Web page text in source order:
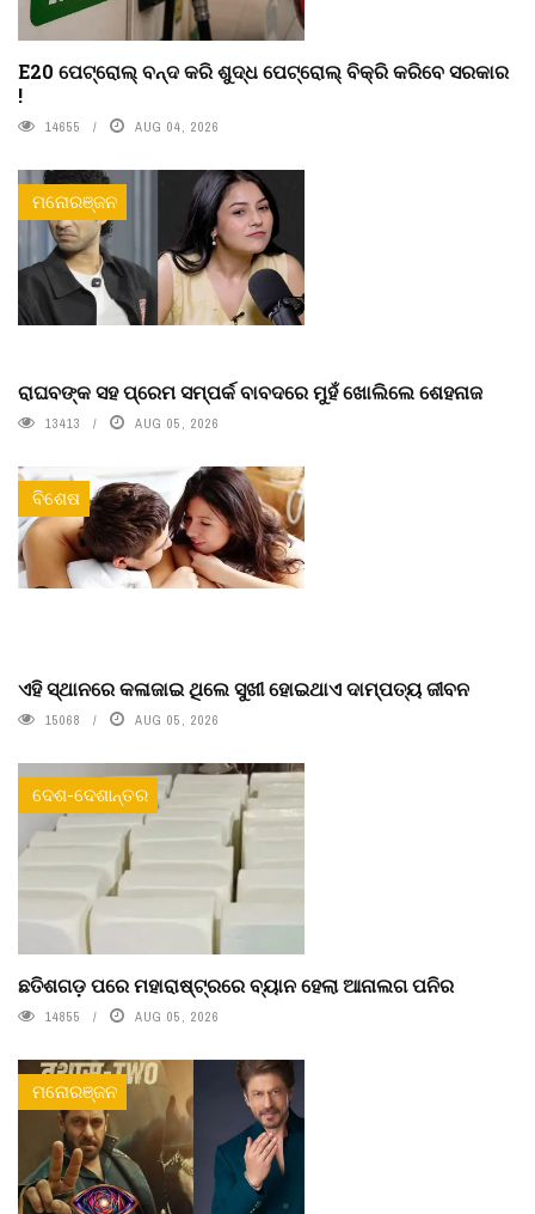
E20 ପେଟ୍ରୋଲ୍ ବନ୍ଦ କରି ଶୁଦ୍ଧ ପେଟ୍ରୋଲ୍ ବିକ୍ରି କରିବେ ସରକାର
!
14655 AUG 04, 2026
ମନୋରଞ୍ଜନ
ରାଘବଙ୍କ ସହ ପ୍ରେମ ସମ୍ପର୍କ ବାବଦରେ ମୁହଁ ଖୋଲିଲେ ଶେହନାଜ
13413 AUG 05, 2026
ବିଶେଷ
ଏହି ସ୍ଥାନରେ କଳାଜାଇ ଥିଲେ ସୁଖୀ ହୋଇଥାଏ ଦାମ୍ପତ୍ୟ ଜୀବନ
15068 AUG 05, 2026
ଦେଶ-ଦେଶାନ୍ତର
ଛତିଶଗଡ଼ ପରେ ମହାରାଷ୍ଟ୍ରରେ ବ୍ୟାନ ହେଲା ଆନାଲଗ ପନିର
14855 AUG 05, 2026
ମନୋରଞ୍ଜନ